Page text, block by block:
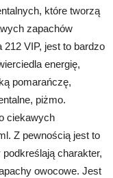
które tworzą
zapachów
VIP, jest to bardzo
energię,
pomarańczę,
piżmo.
ciekawych
Z pewnością jest to
charakter,
owocowe. Jest